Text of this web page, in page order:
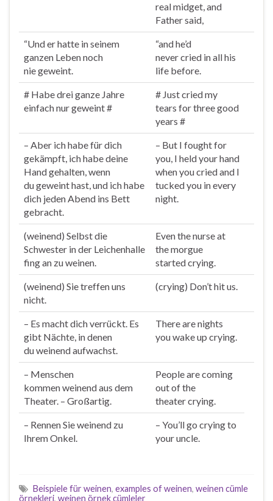
real midget, and
Father said,
“Und er hatte in seinem
ganzen Leben noch
niegeweint.
“and he’d
nevercried in all his
life before.
# Habe drei ganze Jahre
einfach nurgeweint#
# Justcriedmy
tears for three good
years #
– Aber ich habe für dich
gekämpft, ich habe deine
Hand gehalten, wenn
dugeweinthast, und ich habe
dich jeden Abend ins Bett
gebracht.
– But I fought for
you, I held your hand
when youcriedand I
tucked you in every
night.
(weinend) Selbst die
Schwester in der Leichenhalle
fing an zu weinen.
Even the nurse at
the morgue
startedcrying.
(weinend) Sie treffen uns
nicht.
(crying) Don’t hit us.
– Es macht dich verrückt. Es
gibt Nächte, in denen
duweinendaufwachst.
There are nights
you wake up crying.
– Menschen
kommenweinendaus dem
Theater. – Großartig.
People are coming
out of the
theatercrying.
– Rennen Sieweinend zu
Ihrem Onkel.
– You’ll go cryingto
your uncle.
Beispiele für weinen, examples of weinen, weinen cümle
örnekleri, weinen örnek cümleler